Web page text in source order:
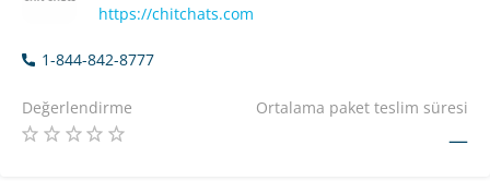
https://chitchats.com
1-844-842-8777
Değerlendirme Ortalama paket teslim süresi
—